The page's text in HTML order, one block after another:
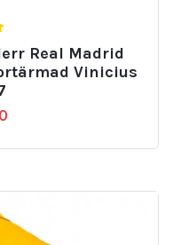
Real Madrid
Vinicius